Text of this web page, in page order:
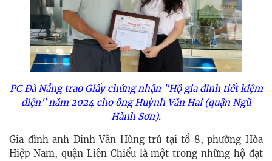
PC Đà Nẵng trao Giấy chứng nhận "Hộ gia đình tiết kiệm
điện" năm 2024 cho ông Huỳnh Văn Hai (quận Ngũ
Hành Sơn).
Gia đình anh Đinh Văn Hùng trú tại tổ 8, phường Hòa
Hiệp Nam, quận Liên Chiểu là một trong những hộ đạt